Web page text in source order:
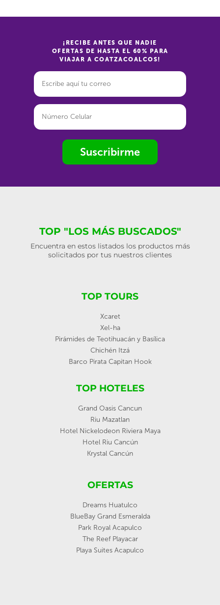
¡RECIBE ANTES QUE NADIE
OFERTAS DE HASTA EL 60% PARA
VIAJAR A COATZACOALCOS!
Suscribirme
TOP "LOS MÁS BUSCADOS"
Encuentra en estos listados los productos más
solicitados por tus nuestros clientes
TOP TOURS
Xcaret
Xel-ha
Pirámides de Teotihuacán y Basílica
Chichén Itzá
Barco Pirata Capitan Hook
TOP HOTELES
Grand Oasis Cancun
Riu Mazatlan
Hotel Nickelodeon Riviera Maya
Hotel Riu Cancún
Krystal Cancún
OFERTAS
Dreams Huatulco
BlueBay Grand Esmeralda
Park Royal Acapulco
The Reef Playacar
Playa Suites Acapulco